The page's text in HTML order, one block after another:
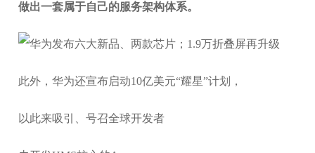
做出一套属于自己的服务架构体系。
此外，华为还宣布启动10亿美元“耀星”计划，
以此来吸引、号召全球开发者